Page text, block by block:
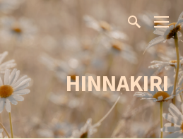
HINNAKIRI